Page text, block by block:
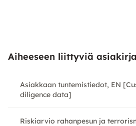
Aiheeseen liittyviä
Asiakkaan tuntemistiedot, EN
diligence data]
Riskiarvio rahanpesun ja